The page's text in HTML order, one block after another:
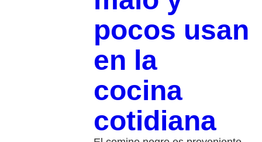
pocos usan
en la
cocina
cotidiana